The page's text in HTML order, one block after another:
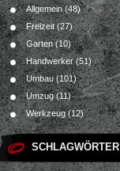
Allgemein(48)
Freizeit (27)
Garten(10)
Handwerker(51)
Umbau(101)
Umzug(11)
Werkzeug(12)
SCHLAGWÖRTER